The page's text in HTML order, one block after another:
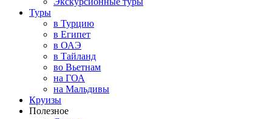
Туры
в Турцию
в Египет
в ОАЭ
в Тайланд
во Вьетнам
на ГОА
на Мальдивы
Круизы
Полезное